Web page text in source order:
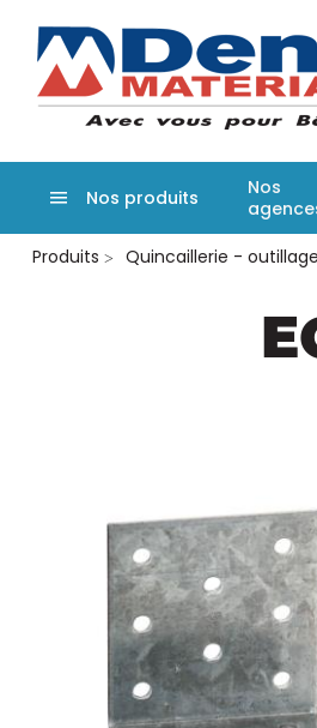
Aller
Nos produits
Nos
Produits
Quincaillerie -